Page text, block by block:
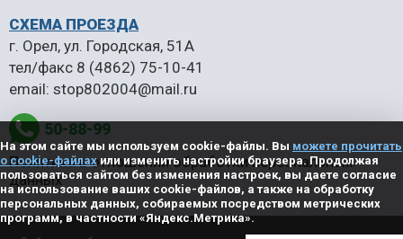
50-88-99
СХЕМА ПРОЕЗДА
г. Орел, ул. Городская, 51А
тел/факс 8 (4862) 75-10-41
email: stop802004@mail.ru
Политика в отношении обработки персональных
данных
На этом сайте мы используем cookie-файлы. Вы можете прочитать
о cookie-файлахили изменить настройки браузера. Продолжая
пользоваться сайтом без изменения настроек, вы даете согласие
на использование ваших cookie-файлов, а также на обработку
персональных данных, собираемых посредством метрических
программ, в частности «Яндекс.Метрика».